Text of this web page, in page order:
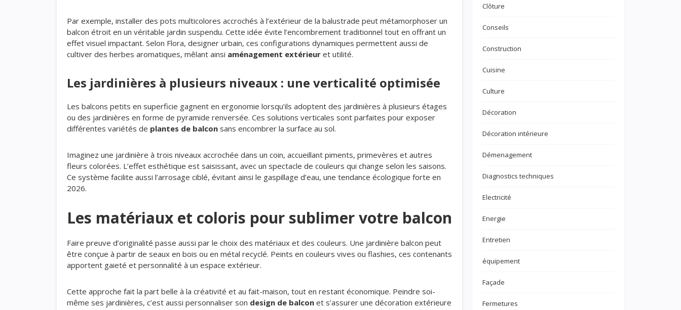
Par exemple, installer des pots multicolores accrochés à l’extérieur de la balustrade peut métamorphoser un
balcon étroit en un véritable jardin suspendu. Cette idée évite l’encombrement traditionnel tout en offrant un
effet visuel impactant. Selon Flora, designer urbain, ces configurations dynamiques permettent aussi de
cultiver des herbes aromatiques, mêlant ainsi aménagement extérieur et utilité.
Les jardinières à plusieurs niveaux : une verticalité optimisée
Les balcons petits en superficie gagnent en ergonomie lorsqu’ils adoptent des jardinières à plusieurs étages
ou des jardinières en forme de pyramide renversée. Ces solutions verticales sont parfaites pour exposer
différentes variétés de plantes de balcon sans encombrer la surface au sol.
Imaginez une jardinière à trois niveaux accrochée dans un coin, accueillant piments, primevères et autres
fleurs colorées. L’effet esthétique est saisissant, avec un spectacle de couleurs qui change selon les saisons.
Ce système facilite aussi l’arrosage ciblé, évitant ainsi le gaspillage d’eau, une tendance écologique forte en
2026.
Les matériaux et coloris pour sublimer votre balcon
Faire preuve d’originalité passe aussi par le choix des matériaux et des couleurs. Une jardinière balcon peut
être conçue à partir de seaux en bois ou en métal recyclé. Peints en couleurs vives ou flashies, ces contenants
apportent gaieté et personnalité à un espace extérieur.
Cette approche fait la part belle à la créativité et au fait-maison, tout en restant économique. Peindre soi-
même ses jardinières, c’est aussi personnaliser son design de balcon et s’assurer une décoration extérieure
Clôture
Conseils
Construction
Cuisine
Culture
Décoration
Décoration intérieure
Démenagement
Diagnostics techniques
Electricité
Energie
Entretien
équipement
Façade
Fermetures